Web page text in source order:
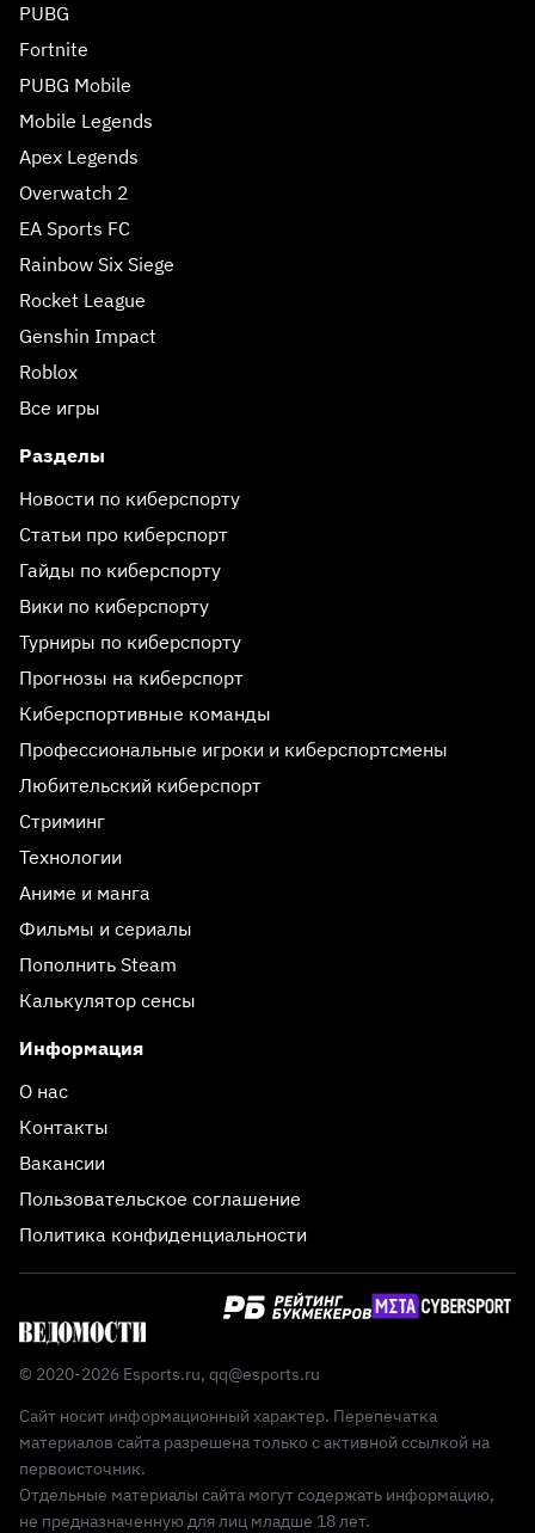
PUBG
Fortnite
PUBG Mobile
Mobile Legends
Apex Legends
Overwatch 2
EA Sports FC
Rainbow Six Siege
Rocket League
Genshin Impact
Roblox
Все игры
Разделы
Новости по киберспорту
Статьи про киберспорт
Гайды по киберспорту
Вики по киберспорту
Турниры по киберспорту
Прогнозы на киберспорт
Киберспортивные команды
Профессиональные игроки и киберспортсмены
Любительский киберспорт
Стриминг
Технологии
Аниме и манга
Фильмы и сериалы
Пополнить Steam
Калькулятор сенсы
Информация
О нас
Контакты
Вакансии
Пользовательское соглашение
Политика конфиденциальности
© 2020-2026 Esports.ru, qq@esports.ru
Сайт носит информационный характер. Перепечатка
материалов сайта разрешена только с активной ссылкой на
первоисточник.
Отдельные материалы сайта могут содержать информацию,
не предназначенную для лиц младше 18 лет.